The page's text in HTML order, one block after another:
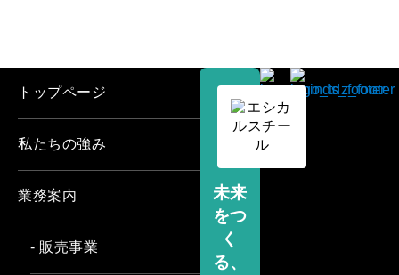
未来
をつ
く
る、
トップページ
私たちの強み
業務案内
- 販売事業